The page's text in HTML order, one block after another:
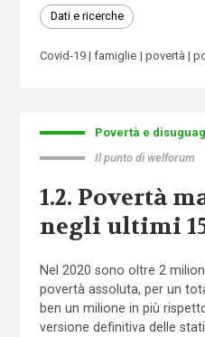
Dati e ricerche
Covid-19 famiglie povertà
Povertà e
Il punto di welforum
1.2. Povertà
negli ultimi
Nel 2020 sono oltre 2
povertà assoluta, per un
ben un milione in più
versione definitiva delle